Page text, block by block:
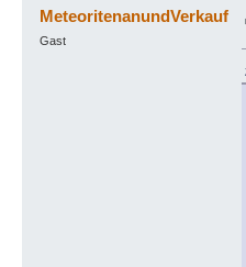
MeteoritenanundVerkauf
Gast